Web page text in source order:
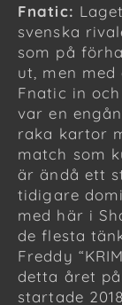
Fnatic:
svenska
som på
ut, men
Fnatic in
var en
raka kartor
match som
är ändå ett
tidigare
med här i
de flesta
Freddy
detta året
startade